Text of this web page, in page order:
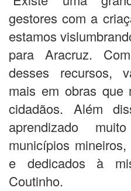
gestores com a
estamos
para Aracruz.
desses recursos,
mais em obras que
cidadãos. Além
aprendizado
municípios
e dedicados à
Coutinho.